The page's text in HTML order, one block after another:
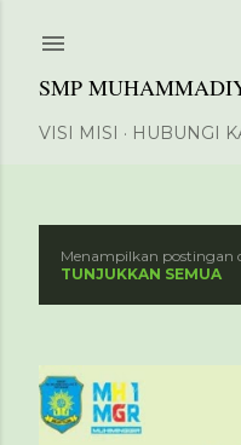
SMP
VISI MISI HUBUNGI
s
t
Menampilkan postingan
TUNJUKKAN SEMUA